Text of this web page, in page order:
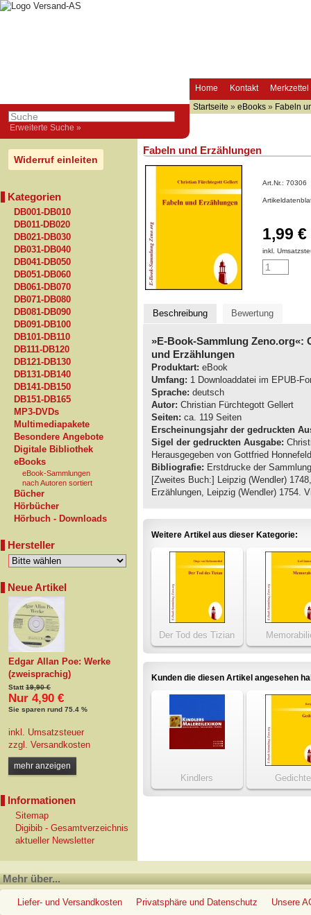
Home Kontakt Merkzettel
Erweiterte Suche »
Startseite » eBooks » Fabeln
Widerruf einleiten
Kategorien
DB001-DB010
DB011-DB020
DB021-DB030
DB031-DB040
DB041-DB050
DB051-DB060
DB061-DB070
DB071-DB080
DB081-DB090
DB091-DB100
DB101-DB110
DB111-DB120
DB121-DB130
DB131-DB140
DB141-DB150
DB151-DB165
MP3-DVDs
Multimediapakete
Besondere Angebote
Digitale Bibliothek
eBooks
eBook-Sammlungen
nach Autoren sortiert
Bücher
Hörbücher
Hörbuch - Downloads
Hersteller
Neue Artikel
Edgar Allan Poe: Werke
(zweisprachig)
Statt19,90 €
Nur 4,90 €
Sie sparen rund 75.4 %
inkl. Umsatzsteuer
zzgl. Versandkosten
mehr anzeigen
Informationen
Sitemap
Digibib - Gesamtverzeichnis
aktueller Newsletter
Fabeln und Erzählungen
Art.Nr.: 70306
1,99 €
inkl.
Beschreibung Bewertung
»E-Book-Sammlung
und Erzählungen
Produktart: eBook
Umfang: 1 Downloaddatei im EPUB-
Sprache: deutsch
Autor: Christian Fürchtegott Gellert
Seiten: ca. 119 Seiten
Erscheinungsjahr der gedruckten
Sigel der gedruckten Ausgabe:
Herausgegeben von Gottfried
Bibliografie: Erstdrucke der
[Zweites Buch:] Leipzig (Wendler)
Erzählungen, Leipzig (Wendler) 1754.
Weitere Artikel aus dieser Kategorie:
Der Tod des Tizian
Kunden die diesen Artikel angesehen
Kindlers
Malereilexikon
Gedichte
Mehr über...
Liefer- und Versandkosten Privatsphäre und Datenschutz Unsere